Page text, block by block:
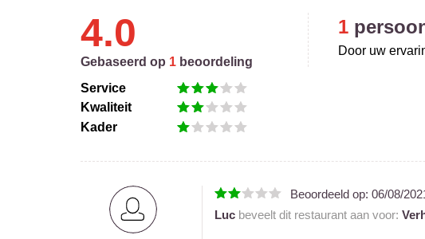
4.0
Gebaseerd op 1 beoordeling
Service
Kwaliteit
Kader
1
Door uw
Beoordeeld op: 06/08/
Lucbeveelt dit restaurant aan voor: